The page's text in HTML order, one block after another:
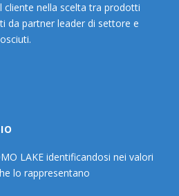
cliente nella scelta tra prodotti
da partner leader di settore e
LAKE identificandosi nei valori
lo rappresentano